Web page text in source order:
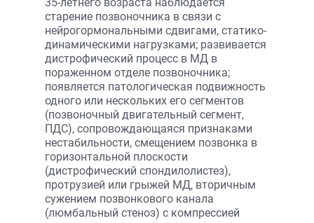
старение позвоночника в связи с
нейрогормональными сдвигами, статико-
динамическими нагрузками; развивается
дистрофический процесс в МД в
пораженном отделе позвоночника;
появляется патологическая подвижность
одного или нескольких его сегментов
(позвоночный двигательный сегмент,
ПДС), сопровождающаяся признаками
нестабильности, смещением позвонка в
горизонтальной плоскости
(дистрофический спондилолистез),
протрузией или грыжей МД, вторичным
сужением позвонкового канала
(люмбальный стеноз) с компрессией